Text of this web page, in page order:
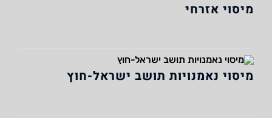
מיסוי אזרחי
מיסוי נאמנויות תושב ישראל-חוץ